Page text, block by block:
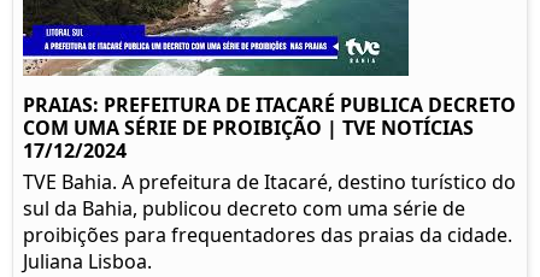
PRAIAS: PREFEITURA DE ITACARÉ PUBLICA DECRETO
COM UMA SÉRIE DE PROIBIÇÃO | TVE NOTÍCIAS
17/12/2024
TVE Bahia. A prefeitura de Itacaré, destino turístico do
sul da Bahia, publicou decreto com uma série de
proibições para frequentadores das praias da cidade.
Juliana Lisboa.